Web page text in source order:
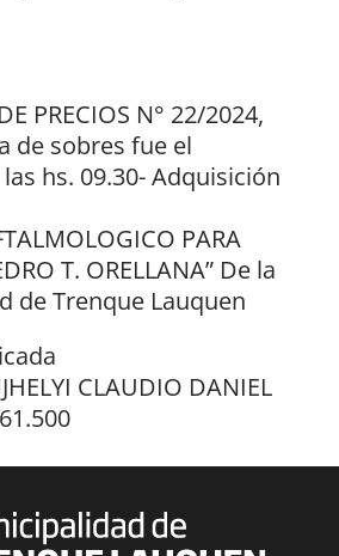
PRECIOS N° 22/2024,
de sobres fue el
hs. 09.30- Adquisición
PARA
T. ORELLANA” De la
de Trenque Lauquen
CLAUDIO DANIEL